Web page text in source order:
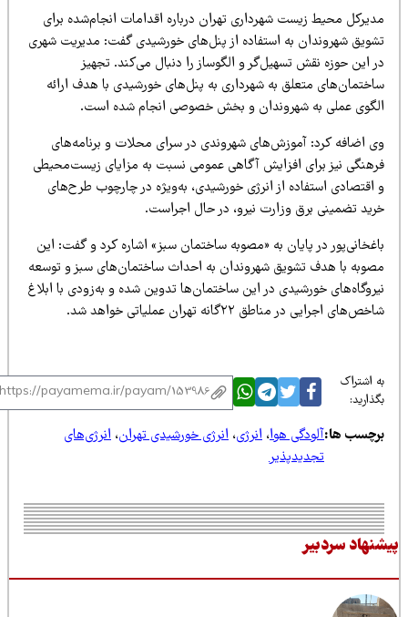
محیط زیست شهرداری تهران درباره اقدامات انجام‌شده برای
شهروندان به استفاده از پنل‌های خورشیدی گفت: مدیریت شهری
این حوزه نقش تسهیل‌گر و الگوساز را دنبال می‌کند. تجهیز
متعلق به شهرداری به پنل‌های خورشیدی با هدف ارائه
عملی به شهروندان و بخش خصوصی انجام شده است.
اضافه کرد: آموزش‌های شهروندی در سرای محلات و برنامه‌های
نیز برای افزایش آگاهی عمومی نسبت به مزایای زیست‌محیطی
اقتصادی استفاده از انرژی خورشیدی، به‌ویژه در چارچوب طرح‌های
تضمینی برق وزارت نیرو، در حال اجراست.
در پایان به «مصوبه ساختمان سبز» اشاره کرد و گفت: این
با هدف تشویق شهروندان به احداث ساختمان‌های سبز و توسعه
خورشیدی در این ساختمان‌ها تدوین شده و به‌زودی با ابلاغ
اجرایی در مناطق ۲۲گانه تهران عملیاتی خواهد شد.
اشتراک
ها:آلودگی هوا،انرژی ،انرژی خورشیدی تهران،انرژی‌های
تجدیدپذیر
سردبیر